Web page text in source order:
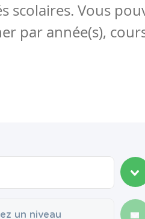
scolaires. Vous
par année(s),